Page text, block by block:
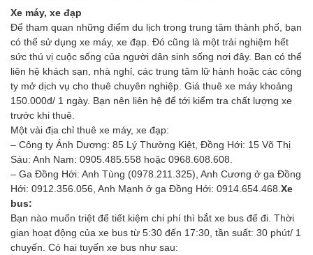
Xe máy, xe đạp
Để tham quan những điểm du lịch trong trung tâm thành phố, bạn
có thể sử dụng xe máy, xe đạp. Đó cũng là một trải nghiệm hết
sức thú vị cuộc sống của người dân sinh sống nơi đây. Bạn có thể
liên hệ khách sạn, nhà nghỉ, các trung tâm lữ hành hoặc các công
ty mở dịch vụ cho thuê chuyên nghiệp. Giá thuê xe máy khoảng
150.000đ/ 1 ngày. Bạn nên liên hệ để tới kiểm tra chất lượng xe
trước khi thuê.
Một vài địa chỉ thuê xe máy, xe đạp:
– Công ty Ánh Dương: 85 Lý Thường Kiệt, Đồng Hới: 15 Võ Thị
Sáu: Anh Nam: 0905.485.558 hoặc 0968.608.608.
– Ga Đồng Hới: Anh Tùng (0978.211.325), Anh Cương ở ga Đồng
Hới: 0912.356.056, Anh Mạnh ở ga Đồng Hới: 0914.654.468. Xe
bus:
Bạn nào muốn triệt để tiết kiệm chi phí thì bắt xe bus để đi. Thời
gian hoạt động của xe bus từ 5:30 đến 17:30, tần suất: 30 phút/ 1
chuyến. Có hai tuyến xe bus như sau: